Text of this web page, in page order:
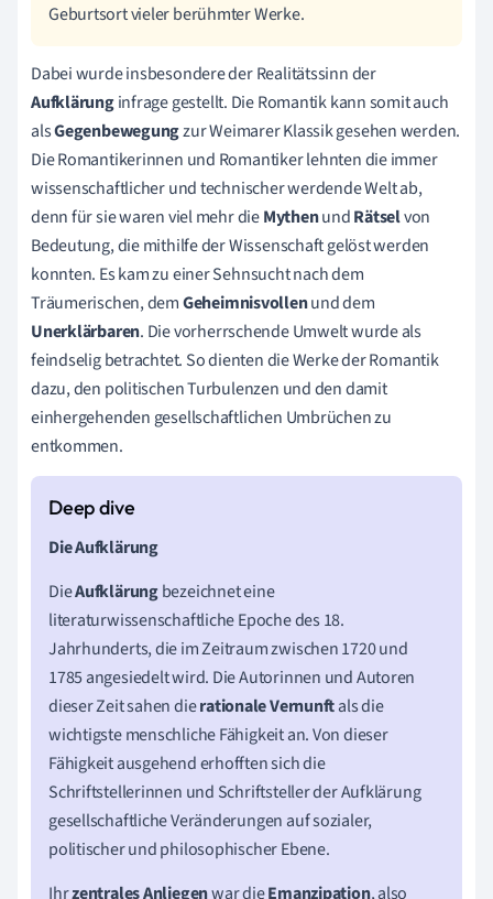
Geburtsort vieler berühmter Werke.
Dabei wurde insbesondere der Realitätssinn der
Aufklärunginfrage gestellt. Die Romantik kann somit auch
alsGegenbewegungzur Weimarer Klassik gesehen werden.
Die Romantikerinnen und Romantiker lehnten die immer
wissenschaftlicher und technischer werdende Welt ab,
denn für sie waren viel mehr dieMythenundRätselvon
Bedeutung, die mithilfe der Wissenschaft gelöst werden
konnten. Es kam zu einer Sehnsucht nach dem
Träumerischen, demGeheimnisvollenund dem
Unerklärbaren. Die vorherrschende Umwelt wurde als
feindselig betrachtet. So dienten die Werke der Romantik
dazu, den politischen Turbulenzen und den damit
einhergehenden gesellschaftlichen Umbrüchen zu
entkommen.
Die Aufklärung
DieAufklärungbezeichnet eine
literaturwissenschaftliche Epoche des 18.
Jahrhunderts, die im Zeitraum zwischen 1720 und
1785 angesiedelt wird. Die Autorinnen und Autoren
dieser Zeit sahen dierationaleVernunftals die
wichtigste menschliche Fähigkeit an. Von dieser
Fähigkeit ausgehend erhofften sich die
Schriftstellerinnen und Schriftsteller der Aufklärung
gesellschaftliche Veränderungen auf sozialer,
politischer und philosophischer Ebene.
Ihrzentrales Anliegenwar dieEmanzipation, also